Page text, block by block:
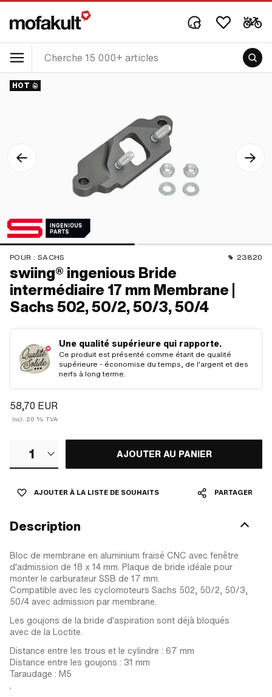
HOT
POUR : SACHS 23820
swiing® ingenious Bride
intermédiaire 17 mm Membrane |
Sachs 502, 50/2, 50/3, 50/4
Une qualité supérieure qui rapporte.
Ce produit est présenté comme étant de qualité
supérieure - économise du temps, de l'argent et des
nerfs à long terme.
58,70 EUR
Incl. 20 % TVA
1 AJOUTER AU PANIER
AJOUTER À LA LISTE DE SOUHAITS PARTAGER
Description
Bloc de membrane en aluminium fraisé CNC avec fenêtre
d'admission de 18 x 14 mm. Plaque de bride idéale pour
monter le carburateur SSB de 17 mm.
Compatible avec les cyclomoteurs Sachs 502, 50/2, 50/3,
50/4 avec admission par membrane.
Les goujons de la bride d'aspiration sont déjà bloqués
avec de la Loctite.
Distance entre les trous et le cylindre : 67 mm
Distance entre les goujons : 31 mm
Taraudage : M5
.